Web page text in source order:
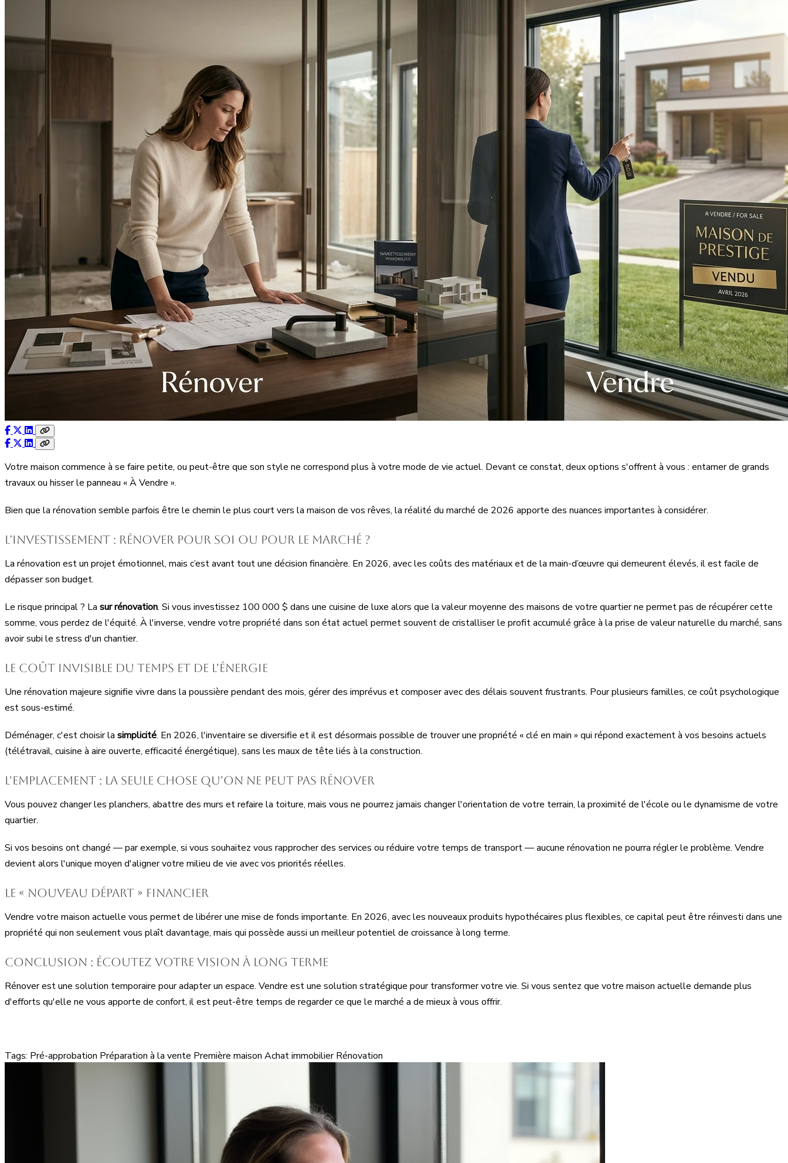
Votre maison commence à se faire petite, ou peut-être que son style ne correspond plus à votre mode de vie actuel. Devant ce constat, deux options s'offrent à vous : entamer de grands
travaux ou hisser le panneau « À Vendre ».
Bien que la rénovation semble parfois être le chemin le plus court vers la maison de vos rêves, la réalité du marché de 2026 apporte des nuances importantes à considérer.
L’investissement : rénover pour soi ou pour le marché ?
La rénovation est un projet émotionnel, mais c’est avant tout une décision financière. En 2026, avec les coûts des matériaux et de la main-d’œuvre qui demeurent élevés, il est facile de
dépasser son budget.
Le risque principal ? La sur rénovation. Si vous investissez 100 000 $ dans une cuisine de luxe alors que la valeur moyenne des maisons de votre quartier ne permet pas de récupérer cette
somme, vous perdez de l'équité. À l'inverse, vendre votre propriété dans son état actuel permet souvent de cristalliser le profit accumulé grâce à la prise de valeur naturelle du marché, sans
avoir subi le stress d'un chantier.
Le coût invisible du temps et de l'énergie
Une rénovation majeure signifie vivre dans la poussière pendant des mois, gérer des imprévus et composer avec des délais souvent frustrants. Pour plusieurs familles, ce coût psychologique
est sous-estimé.
Déménager, c'est choisir la simplicité. En 2026, l'inventaire se diversifie et il est désormais possible de trouver une propriété « clé en main » qui répond exactement à vos besoins actuels
(télétravail, cuisine à aire ouverte, efficacité énergétique), sans les maux de tête liés à la construction.
L'emplacement : la seule chose qu'on ne peut pas rénover
Vous pouvez changer les planchers, abattre des murs et refaire la toiture, mais vous ne pourrez jamais changer l'orientation de votre terrain, la proximité de l'école ou le dynamisme de votre
quartier.
Si vos besoins ont changé — par exemple, si vous souhaitez vous rapprocher des services ou réduire votre temps de transport — aucune rénovation ne pourra régler le problème. Vendre
devient alors l'unique moyen d'aligner votre milieu de vie avec vos priorités réelles.
Le « Nouveau Départ » financier
Vendre votre maison actuelle vous permet de libérer une mise de fonds importante. En 2026, avec les nouveaux produits hypothécaires plus flexibles, ce capital peut être réinvesti dans une
propriété qui non seulement vous plaît davantage, mais qui possède aussi un meilleur potentiel de croissance à long terme.
Conclusion : écoutez votre vision à long terme
Rénover est une solution temporaire pour adapter un espace. Vendre est une solution stratégique pour transformer votre vie. Si vous sentez que votre maison actuelle demande plus
d'efforts qu'elle ne vous apporte de confort, il est peut-être temps de regarder ce que le marché a de mieux à vous offrir.
Tags: Pré-approbation Préparation à la vente Première maison Achat immobilier Rénovation